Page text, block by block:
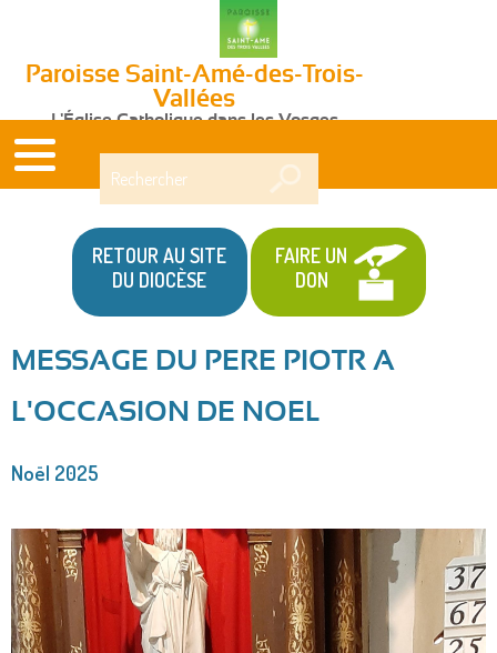
Paroisse Saint-Amé-des-Trois-
Vallées
L'Église Catholique dans les Vosges
RETOUR AU SITE
DU DIOCÈSE
FAIRE UN
DON
êtes
ici
MESSAGE DU PERE PIOTR A
L'OCCASION DE NOEL
Noël 2025